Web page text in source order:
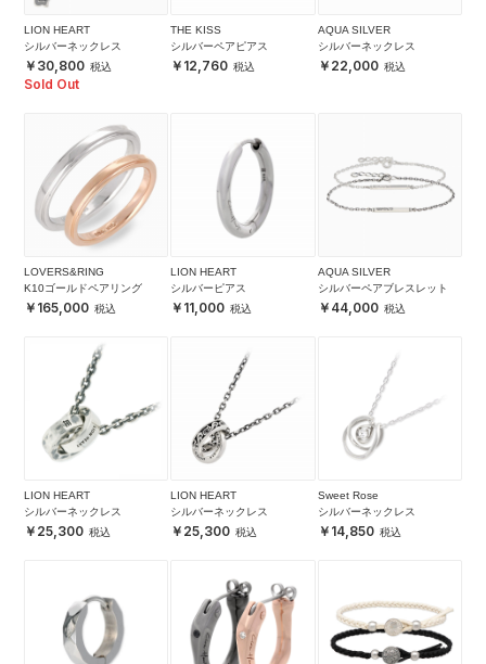
LION HEART
シルバーネックレス
30,800
Sold Out
THE KISS
シルバーペアピアス
12,760
AQUA SILVER
シルバーネックレス
22,000
LOVERS&RING
K10ゴールドペアリング
165,000
LION HEART
シルバーピアス
11,000
AQUA SILVER
シルバーペアブレスレット
44,000
LION HEART
シルバーネックレス
25,300
LION HEART
シルバーネックレス
25,300
Sweet Rose
シルバーネックレス
14,850